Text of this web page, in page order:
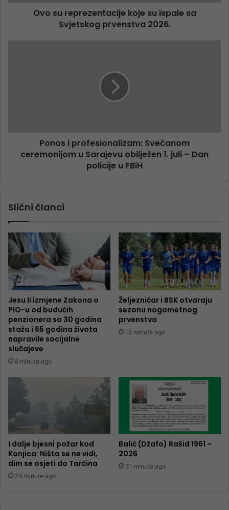
Ovo su reprezentacije koje su ispale sa
Svjetskog prvenstva 2026.
Ponos i profesionalizam: Svečanom
ceremonijom u Sarajevu obilježen 1. juli – Dan
policije u FBiH
Slični članci
Jesu li izmjene Zakona o
PIO-u od budućih
penzionera sa 30 godina
staža i 65 godina života
napravile socijalne
slučajeve
8 minuta ago
Željezničar i BSK otvaraju
sezonu nogometnog
prvenstva
15 minuta ago
I dalje bjesni požar kod
Konjica: Ništa se ne vidi,
dim se osjeti do Tarčina
24 minute ago
Balić (Džafo) Rašid 1961 –
2026
31 minuta ago